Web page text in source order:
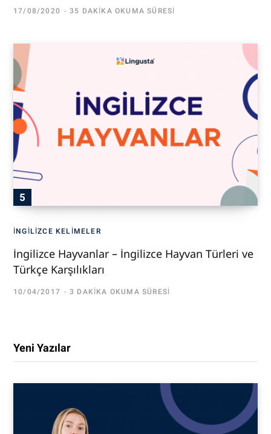
17/08/2020 35 DAKIKA OKUMA SÜRESI
İNGILIZCE KELIMELER
İngilizce Hayvanlar – İngilizce Hayvan Türleri ve
Türkçe Karşılıkları
10/04/2017 3 DAKIKA OKUMA SÜRESI
Yeni Yazılar